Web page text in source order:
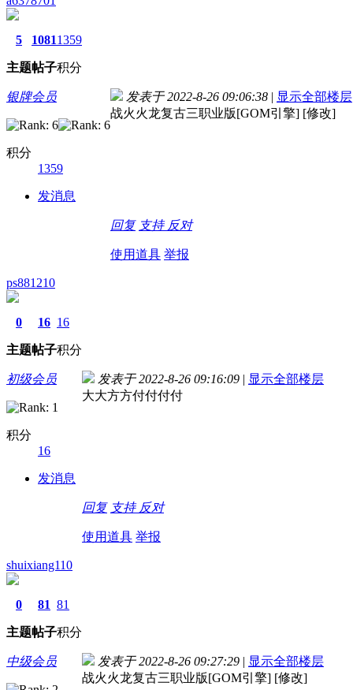
5
主题
1081
帖子
1359
积分
银牌会员
积分
1359
发消息
发表于 2022-8-26 09:06:38 | 显示全部楼层
战火火龙复古三职业版[GOM引擎] [修改]
回复 支持 反对
使用道具 举报
ps881210
0
主题
16
帖子
16
积分
初级会员
积分
16
发消息
发表于 2022-8-26 09:16:09 | 显示全部楼层
大大方方付付付付
回复 支持 反对
使用道具 举报
shuixiang110
0
主题
81
帖子
81
积分
中级会员 发表于 2022-8-26 09:27:29 | 显示全部楼层
战火火龙复古三职业版[GOM引擎] [修改]